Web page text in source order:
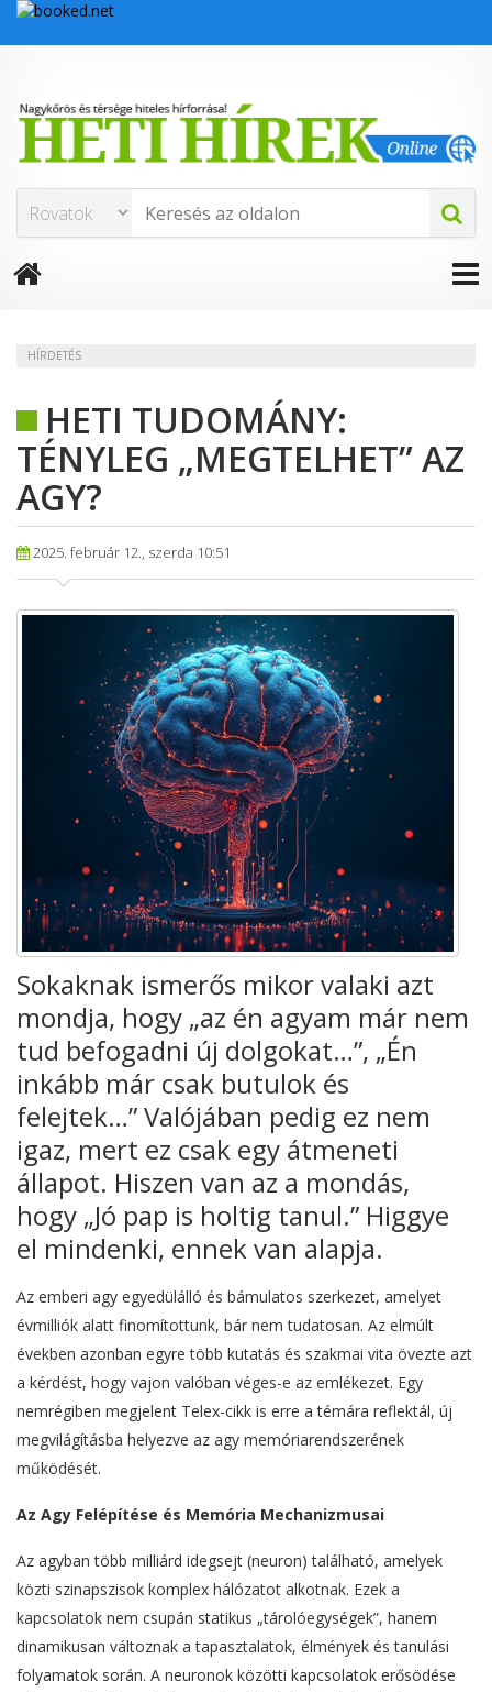
HÍRDETÉS
HETI TUDOMÁNY:
TÉNYLEG „MEGTELHET” AZ
AGY?
2025. február 12., szerda 10:51
Sokaknak ismerős mikor valaki azt
mondja, hogy „az én agyam már nem
tud befogadni új dolgokat…”, „Én
inkább már csak butulok és
felejtek…” Valójában pedig ez nem
igaz, mert ez csak egy átmeneti
állapot. Hiszen van az a mondás,
hogy „Jó pap is holtig tanul.” Higgye
el mindenki, ennek van alapja.
Az emberi agy egyedülálló és bámulatos szerkezet, amelyet
évmilliók alatt finomítottunk, bár nem tudatosan. Az elmúlt
években azonban egyre több kutatás és szakmai vita övezte azt
a kérdést, hogy vajon valóban véges-e az emlékezet. Egy
nemrégiben megjelent Telex-cikk is erre a témára reflektál, új
megvilágításba helyezve az agy memóriarendszerének
működését.
Az Agy Felépítése és Memória Mechanizmusai
Az agyban több milliárd idegsejt (neuron) található, amelyek
közti szinapszisok komplex hálózatot alkotnak. Ezek a
kapcsolatok nem csupán statikus „tárolóegységek”, hanem
dinamikusan változnak a tapasztalatok, élmények és tanulási
folyamatok során. A neuronok közötti kapcsolatok erősödése